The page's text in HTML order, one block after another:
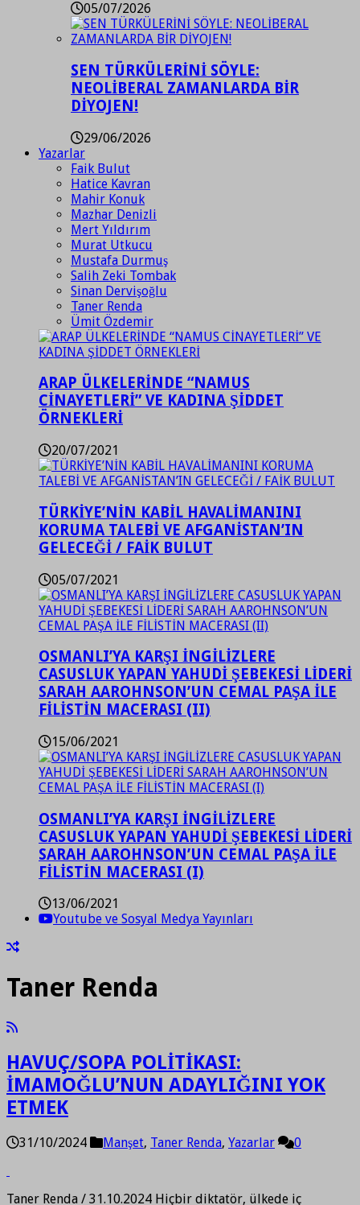
05/07/2026
SEN TÜRKÜLERİNİ SÖYLE:
NEOLİBERAL ZAMANLARDA BİR
DİYOJEN!
29/06/2026
Yazarlar
Faik Bulut
Hatice Kavran
Mahir Konuk
Mazhar Denizli
Mert Yıldırım
Murat Utkucu
Mustafa Durmuş
Salih Zeki Tombak
Sinan Dervişoğlu
Taner Renda
Ümit Özdemir
ARAP ÜLKELERİNDE “NAMUS
CİNAYETLERİ” VE KADINA ŞİDDET
ÖRNEKLERİ
20/07/2021
TÜRKİYE’NİN KABİL HAVALİMANINI
KORUMA TALEBİ VE AFGANİSTAN’IN
GELECEĞİ / FAİK BULUT
05/07/2021
OSMANLI’YA KARŞI İNGİLİZLERE
CASUSLUK YAPAN YAHUDİ ŞEBEKESİ LİDERİ
SARAH AAROHNSON’UN CEMAL PAŞA İLE
FİLİSTİN MACERASI (II)
15/06/2021
OSMANLI’YA KARŞI İNGİLİZLERE
CASUSLUK YAPAN YAHUDİ ŞEBEKESİ LİDERİ
SARAH AAROHNSON’UN CEMAL PAŞA İLE
FİLİSTİN MACERASI (I)
13/06/2021
Youtube ve Sosyal Medya Yayınları
Taner Renda
HAVUÇ/SOPA POLİTİKASI:
İMAMOĞLU’NUN ADAYLIĞINI YOK
ETMEK
31/10/2024 Manşet, Taner Renda, Yazarlar 0
Taner Renda / 31.10.2024 Hiçbir diktatör, ülkede iç